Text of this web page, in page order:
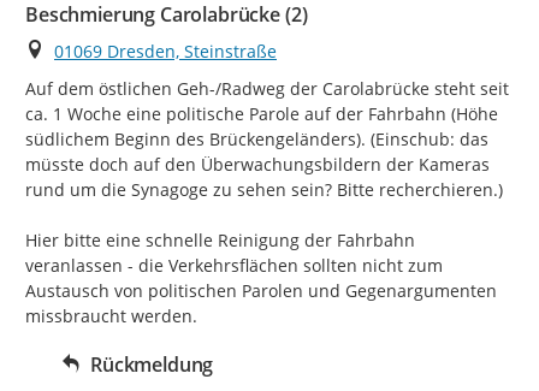
Beschmierung Carolabrücke (2)
Ort
01069 Dresden, Steinstraße
Auf dem östlichen Geh-/Radweg der Carolabrücke steht seit
ca. 1 Woche eine politische Parole auf der Fahrbahn (Höhe
südlichem Beginn des Brückengeländers). (Einschub: das
müsste doch auf den Überwachungsbildern der Kameras
rund um die Synagoge zu sehen sein? Bitte recherchieren.)
Hier bitte eine schnelle Reinigung der Fahrbahn
veranlassen - die Verkehrsflächen sollten nicht zum
Austausch von politischen Parolen und Gegenargumenten
missbraucht werden.
Rückmeldung